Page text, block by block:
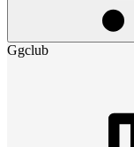
Ggclub